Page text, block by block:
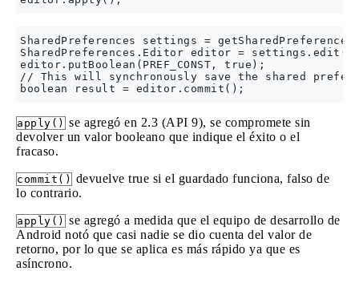
SharedPreferences settings =
SharedPreferences.Editor editor =
editor.putBoolean(PREF_CONST, true);
// This will synchronously save the shared
apply() se agregó en 2.3 (API 9), se compromete sin
devolver un valor booleano que indique el éxito o el
fracaso.
commit() devuelve true si el guardado funciona, falso de
lo contrario.
apply() se agregó a medida que el equipo de desarrollo de
Android notó que casi nadie se dio cuenta del valor de
retorno, por lo que se aplica es más rápido ya que es
asíncrono.